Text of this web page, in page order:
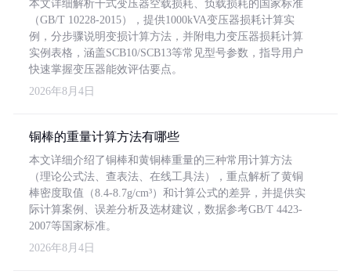
本文详细解析干式变压器空载损耗、负载损耗的国家标准
（GB/T 10228-2015），提供1000kVA变压器损耗计算实
例，分步骤说明变损计算方法，并附电力变压器损耗计算
实例表格，涵盖SCB10/SCB13等常见型号参数，指导用户
快速掌握变压器能效评估要点。
2026年8月4日
铜棒的重量计算方法有哪些
本文详细介绍了铜棒和黄铜棒重量的三种常用计算方法
（理论公式法、查表法、在线工具法），重点解析了黄铜
棒密度取值（8.4-8.7g/cm³）和计算公式的差异，并提供实
际计算案例、误差分析及选材建议，数据参考GB/T 4423-
2007等国家标准。
2026年8月4日